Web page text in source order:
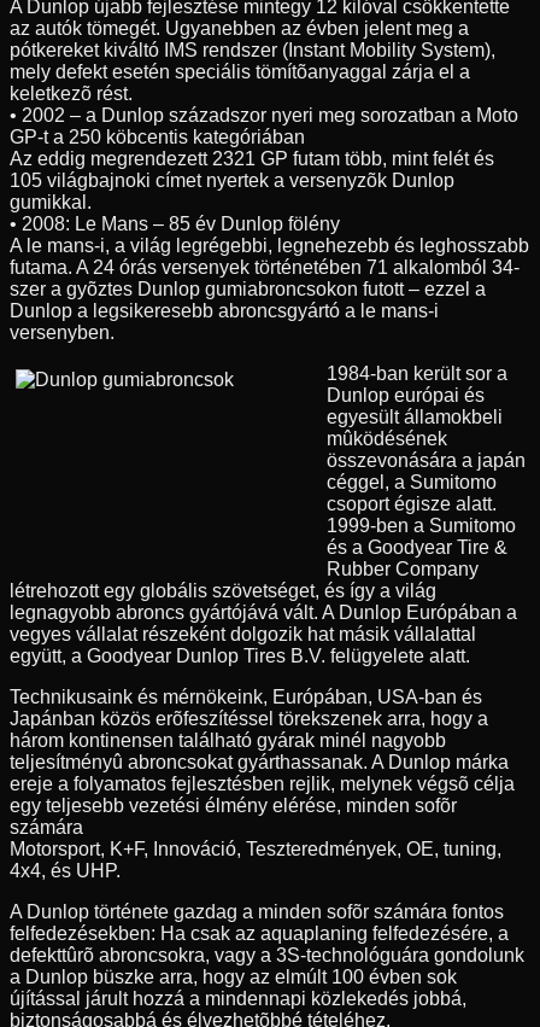
A Dunlop újabb fejlesztése mintegy 12 kilóval csökkentette
az autók tömegét. Ugyanebben az évben jelent meg a
pótkereket kiváltó IMS rendszer (Instant Mobility System),
mely defekt esetén speciális tömítõanyaggal zárja el a
keletkezõ rést.
• 2002 – a Dunlop századszor nyeri meg sorozatban a Moto
GP-t a 250 köbcentis kategóriában
Az eddig megrendezett 2321 GP futam több, mint felét és
105 világbajnoki címet nyertek a versenyzõk Dunlop
gumikkal.
• 2008: Le Mans – 85 év Dunlop fölény
A le mans-i, a világ legrégebbi, legnehezebb és leghosszabb
futama. A 24 órás versenyek történetében 71 alkalomból 34-
szer a gyõztes Dunlop gumiabroncsokon futott – ezzel a
Dunlop a legsikeresebb abroncsgyártó a le mans-i
versenyben.
1984-ban került sor a
Dunlop európai és
egyesült államokbeli
mûködésének
összevonására a japán
céggel, a Sumitomo
csoport égisze alatt.
1999-ben a Sumitomo
és a Goodyear Tire &
Rubber Company
létrehozott egy globális szövetséget, és így a világ
legnagyobb abroncs gyártójává vált. A Dunlop Európában a
vegyes vállalat részeként dolgozik hat másik vállalattal
együtt, a Goodyear Dunlop Tires B.V. felügyelete alatt.
Technikusaink és mérnökeink, Európában, USA-ban és
Japánban közös erõfeszítéssel törekszenek arra, hogy a
három kontinensen található gyárak minél nagyobb
teljesítményû abroncsokat gyárthassanak. A Dunlop márka
ereje a folyamatos fejlesztésben rejlik, melynek végsõ célja
egy teljesebb vezetési élmény elérése, minden sofõr
számára
Motorsport, K+F, Innováció, Teszteredmények, OE, tuning,
4x4, és UHP.
A Dunlop története gazdag a minden sofõr számára fontos
felfedezésekben: Ha csak az aquaplaning felfedezésére, a
defekttûrõ abroncsokra, vagy a 3S-technológuára gondolunk
a Dunlop büszke arra, hogy az elmúlt 100 évben sok
újítással járult hozzá a mindennapi közlekedés jobbá,
biztonságosabbá és élvezhetõbbé tételéhez.